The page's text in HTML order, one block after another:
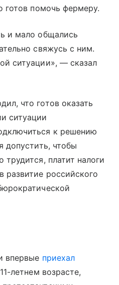
готов помочь фермеру.
и мало общались
свяжусь с ним.
ситуации», — сказал
что готов оказать
ситуации
к решению
допустить, чтобы
трудится, платит налоги
развитие российского
впервые приехал
летнем возрасте,